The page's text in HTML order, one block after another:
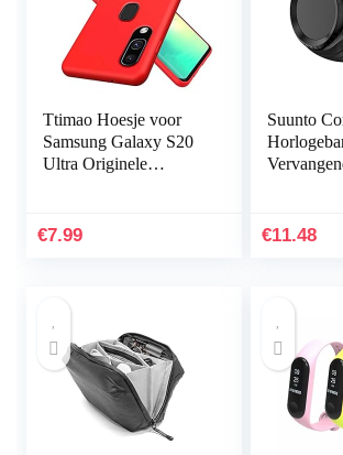
Ttimao Hoesje voor
Samsung Galaxy S20
Ultra Originele
Protector Shock
€7.99
Suunto
€11.48